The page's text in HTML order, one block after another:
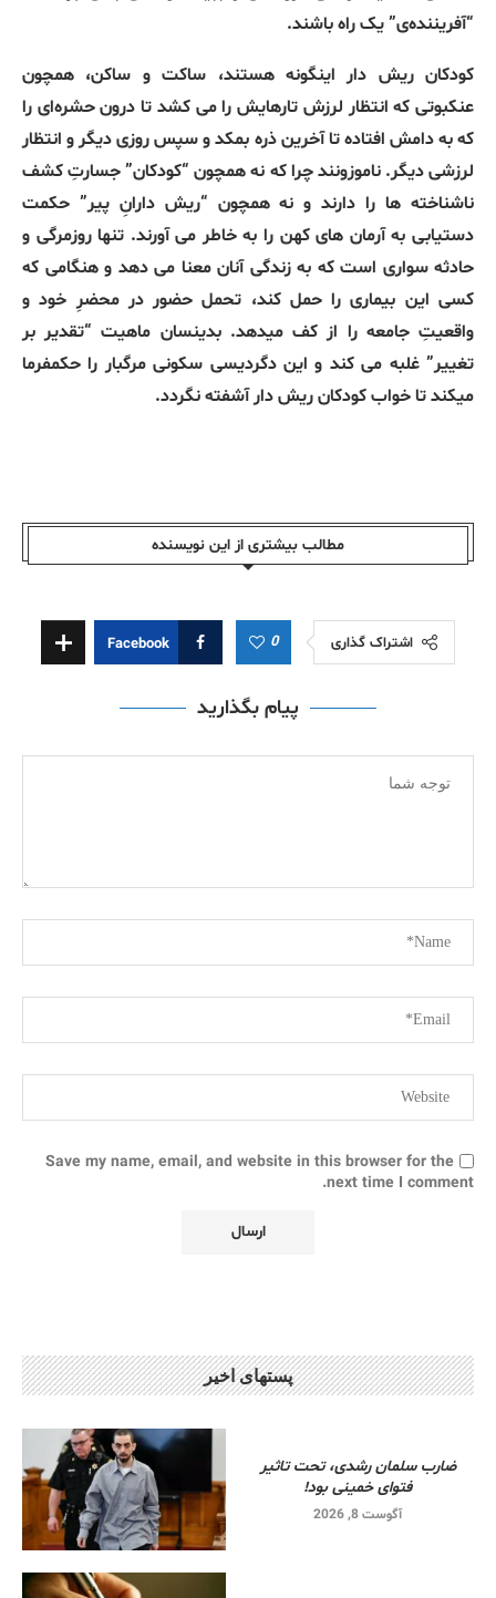
“آفریننده‌ی” یک راه باشند.
کودکان ریش دار اینگونه هستند، ساکت و ساکن، همچون
عنکبوتی که انتظار لرزش تارهایش را می کشد تا درون حشره‌ای را
که به دامش افتاده تا آخرین ذره بمکد و سپس روزی دیگر و انتظار
لرزشی دیگر. ناموزونند چرا که نه همچون “کودکان” جسارتِ کشف
ناشناخته ها را دارند و نه همچون “ریش دارانِ پیر” حکمت
دستیابی به آرمان های کهن را به خاطر می آورند. تنها روزمرگی و
حادثه سواری است که به زندگی آنان معنا می دهد و هنگامی که
کسی این بیماری را حمل کند، تحمل حضور در محضرِ خود و
واقعیتِ جامعه را از کف میدهد. بدینسان ماهیت “تقدیر بر
تغییر” غلبه می کند و این دگردیسی سکونی مرگبار را حکمفرما
میکند تا خواب کودکان ریش دار آشفته نگردد.
مطالب بیشتری از این نویسندە
اشتراک گذاری 0
Facebook
پیام بگذارید
Save my name, email, and website in this browser for the
next time I comment.
پستهای اخیر
ضارب سلمان رشدی، تحت تاثیر
فتوای خمینی بود!
آگوست 8, 2026